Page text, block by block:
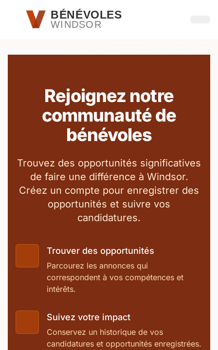
Passer au contenu principal
BÉNÉVOLES
WINDSOR
Rejoignez notre
communauté de
bénévoles
Trouvez des opportunités significatives
de faire une différence à Windsor.
Créez un compte pour enregistrer des
opportunités et suivre vos
candidatures.
Trouver des opportunités
Parcourez les annonces qui
correspondent à vos compétences et
intérêts.
Suivez votre impact
Conservez un historique de vos
candidatures et opportunités enregistrées.